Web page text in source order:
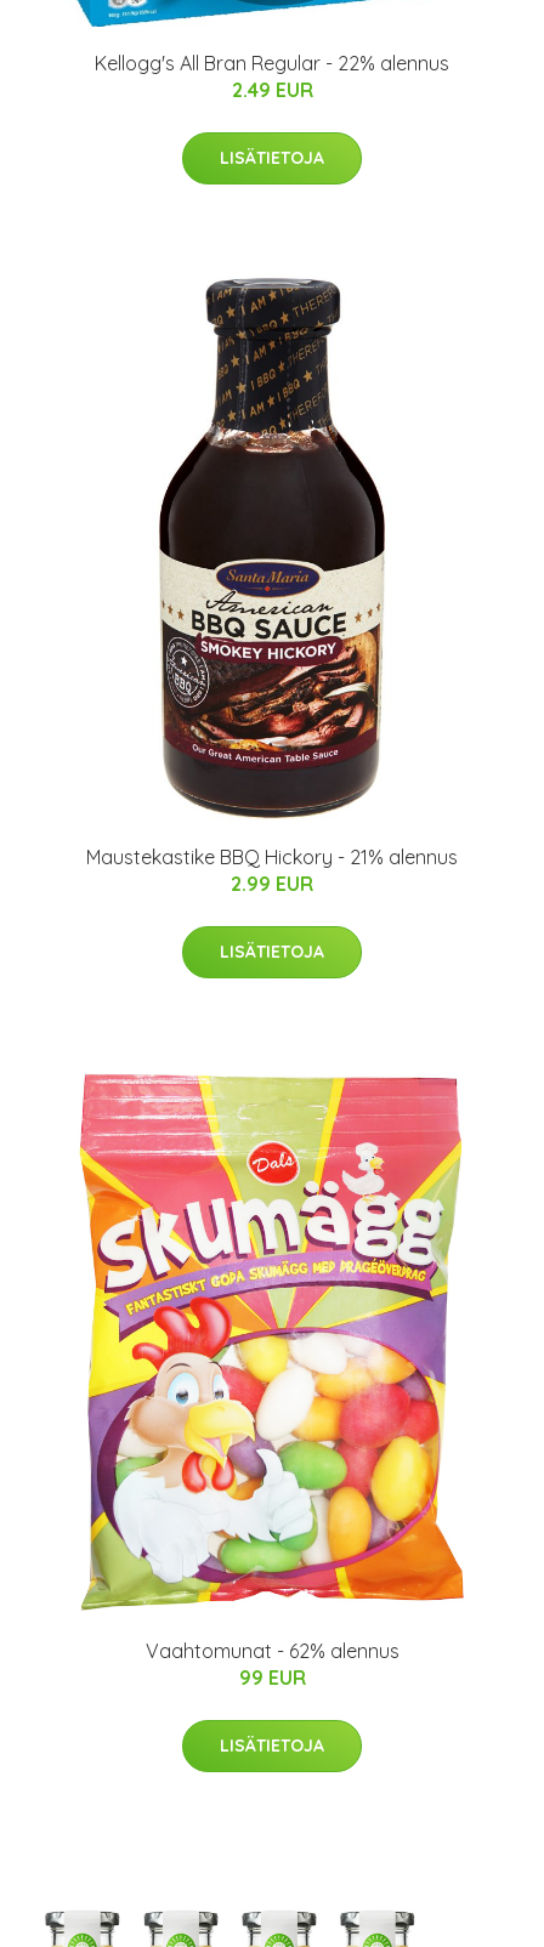
Kellogg's All Bran Regular - 22% alennus
2.49 EUR
LISÄTIETOJA
Maustekastike BBQ Hickory - 21% alennus
2.99 EUR
LISÄTIETOJA
Vaahtomunat - 62% alennus
99 EUR
LISÄTIETOJA